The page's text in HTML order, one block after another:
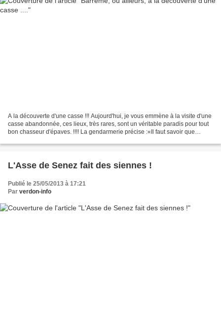
A la découverte d'une casse !!! Aujourd'hui, je vous emmène à la visite d'une
casse abandonnée, ces lieux, très rares, sont un véritable paradis pour tout
bon chasseur d'épaves. !!!! La gendarmerie précise :«Il faut savoir que
L'Asse de Senez fait des siennes !
Publié le 25/05/2013 à 17:21
Par verdon-info